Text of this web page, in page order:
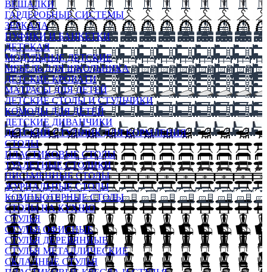
ВЕШАЛКИ
ГАРДЕРОБНЫЕ СИСТЕМЫ
ЗЕРКАЛА
ПУФИКИ И БАНКЕТКИ
ДЕТСКАЯ
МОДУЛЬНЫЕ ДЕТСКИЕ
МЕБЕЛЬ ДЛЯ ШКОЛЬНИКА
ДЕТСКИЕ КРОВАТИ
МАТРАСЫ ДЛЯ ДЕТЕЙ
ДЕТСКИЕ СТОЛЫ И СТУЛЬЧИКИ
КОМОДЫ ДЛЯ ДЕТЕЙ
ДЕТСКИЕ ДИВАНЧИКИ
ДЕТСКИЙ СТУЛЬЧИК ДЛЯ КОРМЛЕНИЯ
СТОЛЫ
ПЛАСТИКОВЫЕ СТОЛЫ
ТУАЛЕТНЫЕ СТОЛИКИ
ПИСЬМЕННЫЕ СТОЛЫ
ЖУРНАЛЬНЫЕ СТОЛЫ
КОМПЬЮТЕРНЫЕ СТОЛЫ
СТОЛЫ НА КУХНЮ
СТУЛЬЯ
СТУЛЬЯ ОФИСНЫЕ
СТУЛЬЯ ДЕРЕВЯННЫЕ
СТУЛЬЯ МЕТАЛЛИЧЕСКИЕ
СКЛАДНЫЕ СТУЛЬЯ